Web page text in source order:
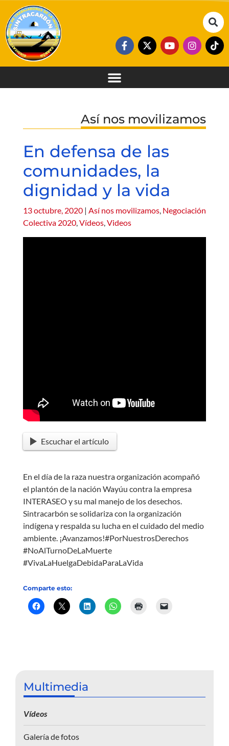
Así nos movilizamos
En defensa de las
comunidades, la
dignidad y la vida
13 octubre, 2020 | Así nos movilizamos, Negociación
Colectiva 2020,Vídeos,Videos
Escuchar el artículo
En el día de la raza nuestra organización acompañó
el plantón de la nación Wayúu contra la empresa
INTERASEO y su mal manejo de los desechos.
Sintracarbón se solidariza con la organización
indígena y respalda su lucha en el cuidado del medio
ambiente. ¡Avanzamos!#PorNuestrosDerechos
#NoAlTurnoDeLaMuerte
#VivaLaHuelgaDebidaParaLaVida
Comparte esto:
Multimedia
Vídeos
Galería de fotos